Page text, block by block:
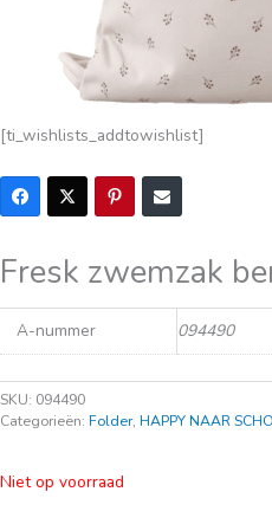
[ti_wishlists_addtowishlist]
Fresk zwemzak
A-nummer 094490
SKU: 094490
Categorieën: Folder, HAPPY NAAR
Niet op voorraad